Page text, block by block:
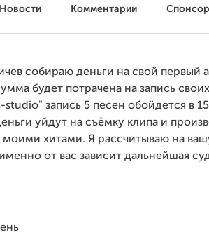
Новости Комментарии
собираю деньги на свой первый
будет потрачена на запись
studio" запись 5 песен обойдется в
уйдут на съёмку клипа и
моими хитами. Я рассчитываю на
от вас зависит дальнейшая